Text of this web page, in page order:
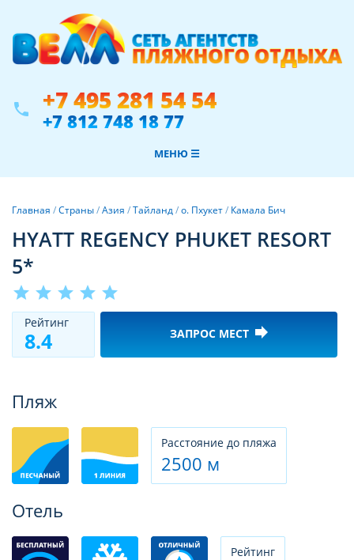
phone +7 495 281 54 54
+7 812 748 18 77
МЕНЮ ☰
Главная /Страны/Азия /Тайланд/о. Пхукет/ Камала Бич
HYATT REGENCY PHUKET RESORT
5*
star star star star star
Рeйтинг
8.4 ЗАПРОС МЕСТ forward
Пляж
Расстояние до пляжа
2500 м
Отель
Рeйтинг